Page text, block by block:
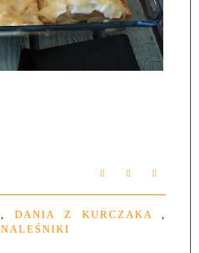
DANIA Z KURCZAKA
NALEŚNIKI